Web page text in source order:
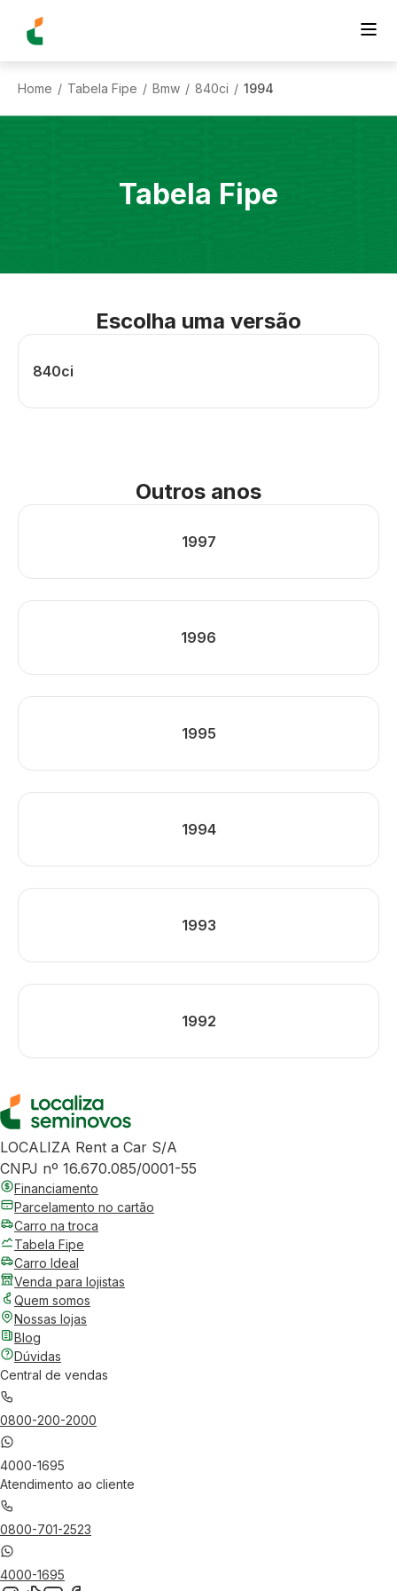
Home / Tabela Fipe / Bmw / 840ci / 1994
Tabela Fipe
Escolha uma versão
840ci
Outros anos
1997
1996
1995
1994
1993
1992
LOCALIZA Rent a Car S/A
CNPJ nº 16.670.085/0001-55
Financiamento
Parcelamento no cartão
Carro na troca
Tabela Fipe
Carro Ideal
Venda para lojistas
Quem somos
Nossas lojas
Blog
Dúvidas
Central de vendas
0800-200-2000
4000-1695
Atendimento ao cliente
0800-701-2523
4000-1695